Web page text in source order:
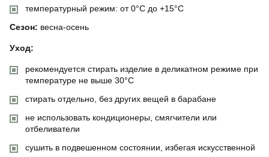
температурный режим: от 0°C до +15°C
Сезон: весна-осень
Уход:
рекомендуется стирать изделие в деликатном режиме при
температуре не выше 30°C
стирать отдельно, без других вещей в барабане
не использовать кондиционеры, смягчители или
отбеливатели
сушить в подвешенном состоянии, избегая искусственной